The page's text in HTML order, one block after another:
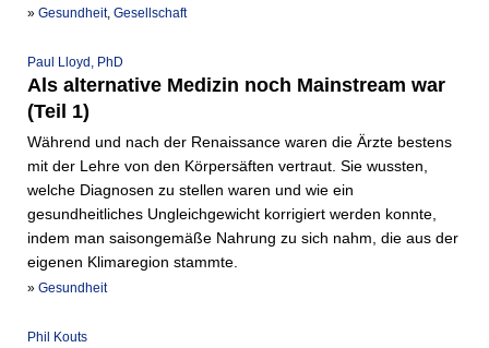
» Gesundheit, Gesellschaft
Paul Lloyd, PhD
Als alternative Medizin noch Mainstream war
(Teil 1)
Während und nach der Renaissance waren die Ärzte bestens
mit der Lehre von den Körpersäften vertraut. Sie wussten,
welche Diagnosen zu stellen waren und wie ein
gesundheitliches Ungleichgewicht korrigiert werden konnte,
indem man saisongemäße Nahrung zu sich nahm, die aus der
eigenen Klimaregion stammte.
» Gesundheit
Phil Kouts